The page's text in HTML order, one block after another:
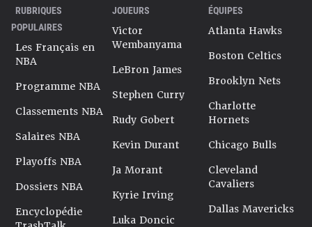
RUBRIQUES
POPULAIRES
Les Français en
NBA
Programme NBA
Classements NBA
Salaires NBA
Playoffs NBA
Dossiers NBA
Encyclopédie
JOUEURS
Victor
Wembanyama
LeBron James
Stephen Curry
Rudy Gobert
Kevin Durant
Ja Morant
Kyrie Irving
Luka Doncic
ÉQUIPES
Atlanta Hawks
Boston Celtics
Brooklyn Nets
Charlotte
Hornets
Chicago Bulls
Cleveland
Cavaliers
Dallas Mavericks